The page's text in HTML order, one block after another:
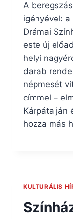
A
igényével:
Drámai
este új
helyi
darab
népmesét
címmel –
Kárpátalján
hozza más
KULTURÁLIS